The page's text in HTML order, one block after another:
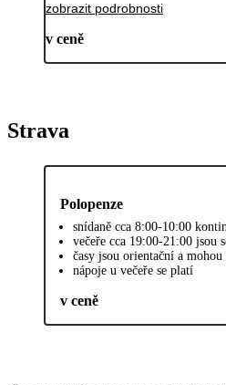
zobrazit podrobnosti
v ceně
Strava
Polopenze
snídaně cca 8:00-10:00
večeře cca 19:00-21:00 jsou
časy jsou orientační a mohou
nápoje u večeře se platí
v ceně